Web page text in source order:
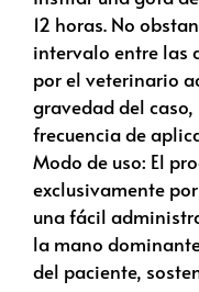
12 horas. No
intervalo entre las
por el veterinario
gravedad del
frecuencia de
Modo de uso: El
exclusivamente
una fácil
la mano
del paciente,